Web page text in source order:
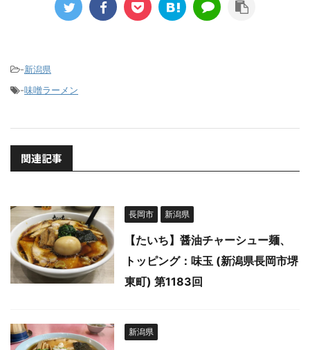
-新潟県
-味噌ラーメン
関連記事
長岡市 新潟県
【たいち】醤油チャーシュー麺、
トッピング：味玉 (新潟県長岡市堺
東町) 第1183回
新潟県